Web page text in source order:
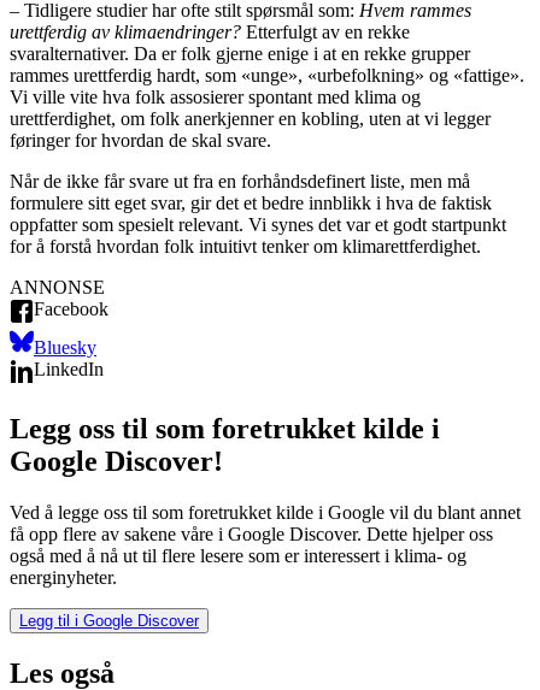
– Tidligere studier har ofte stilt spørsmål som: Hvem rammes
urettferdig av klimaendringer? Etterfulgt av en rekke
svaralternativer. Da er folk gjerne enige i at en rekke grupper
rammes urettferdig hardt, som «unge», «urbefolkning» og «fattige».
Vi ville vite hva folk assosierer spontant med klima og
urettferdighet, om folk anerkjenner en kobling, uten at vi legger
føringer for hvordan de skal svare.
Når de ikke får svare ut fra en forhåndsdefinert liste, men må
formulere sitt eget svar, gir det et bedre innblikk i hva de faktisk
oppfatter som spesielt relevant. Vi synes det var et godt startpunkt
for å forstå hvordan folk intuitivt tenker om klimarettferdighet.
ANNONSE
Facebook
Bluesky
LinkedIn
Legg oss til som foretrukket kilde i
Google Discover!
Ved å legge oss til som foretrukket kilde i Google vil du blant annet
få opp flere av sakene våre i Google Discover. Dette hjelper oss
også med å nå ut til flere lesere som er interessert i klima- og
energinyheter.
Legg til i Google Discover
Les også